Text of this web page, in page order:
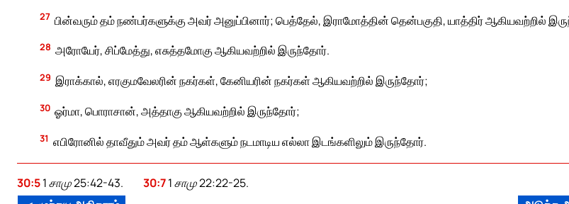
27 பின்வரும் தம் நண்பர்களுக்கு அவர் அனுப்பினார்; பெத்தேல், இராமோத்தின் தென்பகுதி, யாத்திர் ஆகியவற்றில்
28 அரோயேர், சிப்மேத்து, எசுத்தமோகு ஆகியவற்றில் இருந்தோர்.
29 இராக்கால், எரகுமவேலரின் நகர்கள், கேனியரின் நகர்கள் ஆகியவற்றில் இருந்தோர்;
30 ஓர்மா, பொராசான், அத்தாகு ஆகியவற்றில் இருந்தோர்;
31 எபிரோனில் தாவீதும் அவர் தம் ஆள்களும் நடமாடிய எல்லா இடங்களிலும் இருந்தோர்.
30:51 சாமு 25:42-43. 30:71 சாமு 22:22-25.